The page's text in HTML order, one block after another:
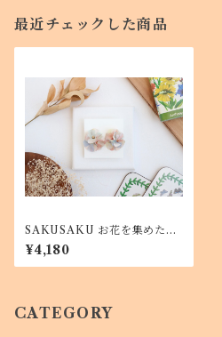
最近チェックした商品
SAKUSAKU お花を集めた耳
飾り アートホワイト
¥4,180
CATEGORY